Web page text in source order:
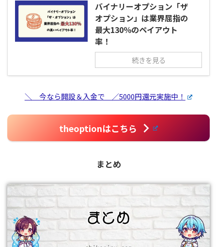
バイナリーオプション「ザ
オプション」は業界屈指の
最大130％のペイアウト
率！
続きを見る
＼ 今なら開設＆入金で ／5000円還元実施中！
theoptionはこちら
まとめ